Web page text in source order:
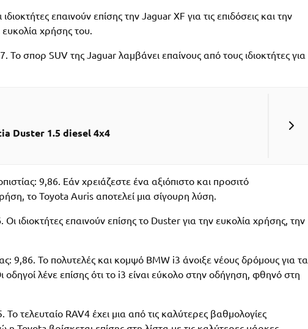
επαινούν επίσης την Jaguar XF για τις επιδόσεις και την
χρήσης του.
Το σπορ SUV της Jaguar λαμβάνει επαίνους από τους ιδιοκτήτες για
Duster 1.5 diesel 4x4
9,86. Εάν χρειάζεστε ένα αξιόπιστο και προσιτό
το Toyota Auris αποτελεί μια σίγουρη λύση.
ιδιοκτήτες επαινούν επίσης το Duster για την ευκολία χρήσης, την
9,86. Το πολυτελές και κομψό BMW i3 άνοιξε νέους δρόμους για τα
λένε επίσης ότι το i3 είναι εύκολο στην οδήγηση, φθηνό στη
τελευταίο RAV4 έχει μια από τις καλύτερες βαθμολογίες